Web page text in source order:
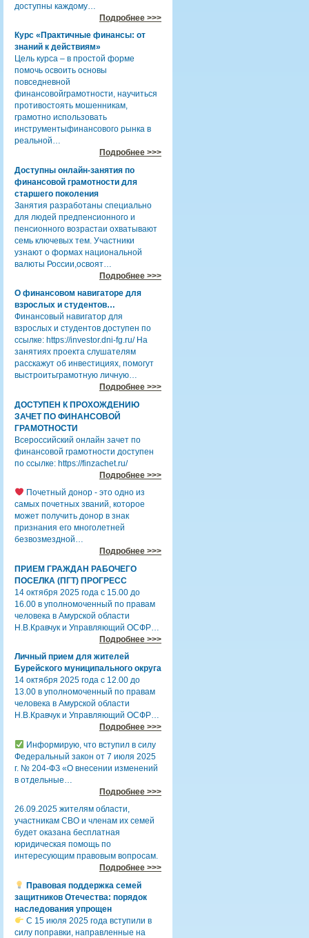
доступны каждому…
Подробнее >>>
Курс «Практичные финансы: от
знаний к действиям»
Цель курса – в простой форме
помочь освоить основы
повседневной
финансовойграмотности, научиться
противостоять мошенникам,
грамотно использовать
инструментыфинансового рынка в
реальной…
Подробнее >>>
Доступны онлайн-занятия по
финансовой грамотности для
старшего поколения
Занятия разработаны специально
для людей предпенсионного и
пенсионного возрастаи охватывают
семь ключевых тем. Участники
узнают о формах национальной
валюты России,освоят…
Подробнее >>>
О финансовом навигаторе для
взрослых и студентов…
Финансовый навигатор для
взрослых и студентов доступен по
ссылке: https://investor.dni-fg.ru/ На
занятиях проекта слушателям
расскажут об инвестициях, помогут
выстроитьграмотную личную…
Подробнее >>>
ДОСТУПЕН К ПРОХОЖДЕНИЮ
ЗАЧЕТ ПО ФИНАНСОВОЙ
ГРАМОТНОСТИ
Всероссийский онлайн зачет по
финансовой грамотности доступен
по ссылке: https://finzachet.ru/
Подробнее >>>
Почетный донор - это одно из
самых почетных званий, которое
может получить донор в знак
признания его многолетней
безвозмездной…
Подробнее >>>
ПРИЕМ ГРАЖДАН РАБОЧЕГО
ПОСЕЛКА (ПГТ) ПРОГРЕСС
14 октября 2025 года с 15.00 до
16.00 в уполномоченный по правам
человека в Амурской области
Н.В.Кравчук и Управляющий ОСФР…
Подробнее >>>
Личный прием для жителей
Бурейского муниципального округа
14 октября 2025 года с 12.00 до
13.00 в уполномоченный по правам
человека в Амурской области
Н.В.Кравчук и Управляющий ОСФР…
Подробнее >>>
Информирую, что вступил в силу
Федеральный закон от 7 июля 2025
г. № 204-ФЗ «О внесении изменений
в отдельные…
Подробнее >>>
26.09.2025 жителям области,
участникам СВО и членам их семей
будет оказана бесплатная
юридическая помощь по
интересующим правовым вопросам.
Подробнее >>>
Правовая поддержка семей
защитников Отечества: порядок
наследования упрощен
С 15 июля 2025 года вступили в
силу поправки, направленные на